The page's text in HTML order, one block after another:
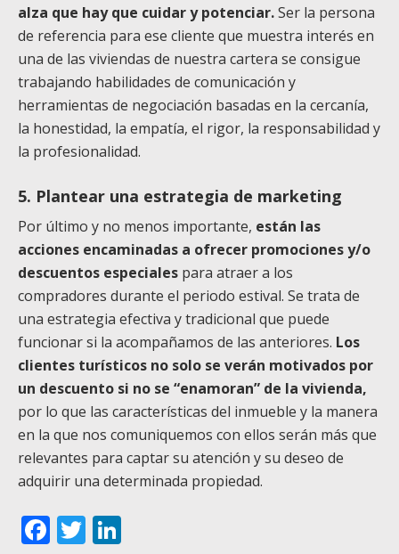
alza que hay que cuidar y potenciar.Ser la persona
de referencia para ese cliente que muestra interés en
una de las viviendas de nuestra cartera se consigue
trabajando habilidades de comunicación y
herramientas de negociación basadas en la cercanía,
la honestidad, la empatía, el rigor, la responsabilidad y
la profesionalidad.
5. Plantear una estrategia de marketing
Por último y no menos importante, están las
acciones encaminadas a ofrecer promociones y/o
descuentos especiales para atraer a los
compradores durante el periodo estival. Se trata de
una estrategia efectiva y tradicional que puede
funcionar si la acompañamos de las anteriores. Los
clientes turísticos no solo se verán motivados por
un descuento si no se “enamoran” de la vivienda,
por lo que las características del inmueble y la manera
en la que nos comuniquemos con ellos serán más que
relevantes para captar su atención y su deseo de
adquirir una determinada propiedad.
Facebook
Twitter